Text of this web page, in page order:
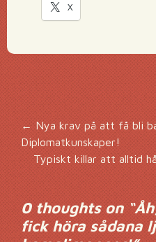
X
←Nya krav på att få bli
Diplomatkunskaper!
Typiskt killar att alltid
0 thoughts on “
fick höra sådana